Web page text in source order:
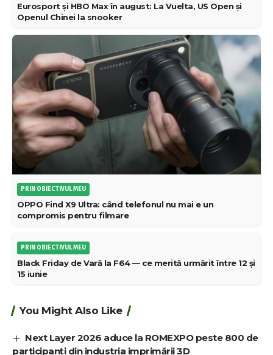
Eurosport și HBO Max în august: La Vuelta, US Open și
Openul Chinei la snooker
PRIN OBIECTIVUL MEU
OPPO Find X9 Ultra: când telefonul nu mai e un
compromis pentru filmare
PRIN OBIECTIVUL MEU
Black Friday de Vară la F64 — ce merită urmărit între 12 și
15 iunie
You Might Also Like
Next Layer 2026 aduce la ROMEXPO peste 800 de
participanți din industria imprimării 3D